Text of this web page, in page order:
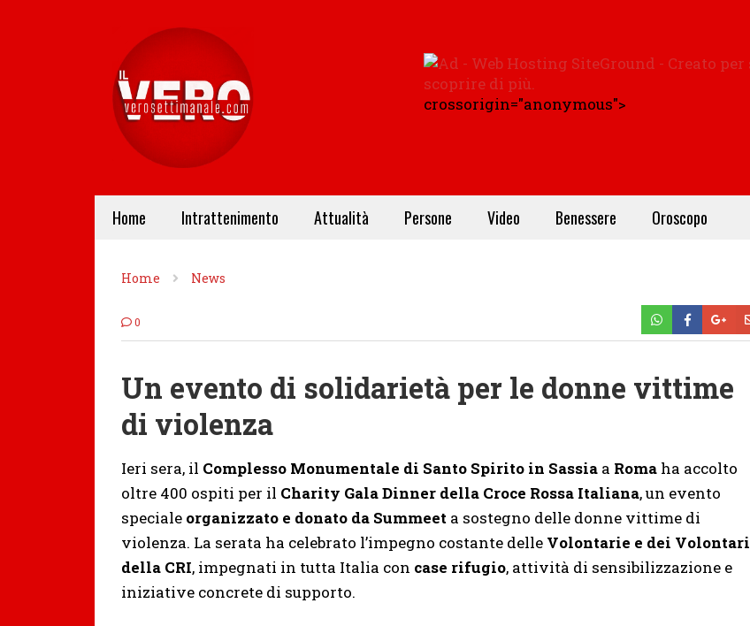
crossorigin="anonymous">
Home Intrattenimento Attualità Persone Video Benessere Oroscopo
Home News
0
Un evento di solidarietà per le donne vittime
di violenza
Ieri sera, il Complesso Monumentale di Santo Spirito in Sassia a Roma ha accolto
oltre 400 ospiti per il Charity Gala Dinner della Croce Rossa Italiana, un evento
speciale organizzato e donato da Summeet a sostegno delle donne vittime di
violenza. La serata ha celebrato l’impegno costante delle Volontarie e dei Volontari
della CRI, impegnati in tutta Italia con case rifugio, attività di sensibilizzazione e
iniziative concrete di supporto.